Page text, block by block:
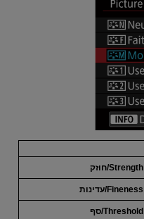
Strength/חוזק
Fineness/עדינות
Threshold/סף